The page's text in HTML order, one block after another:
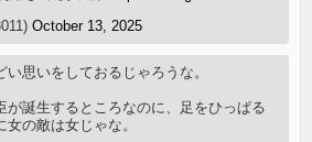
October 13, 2025
思いをしておるじゃろうな。
が誕生するところなのに、足をひっぱる
の敵は女じゃな。